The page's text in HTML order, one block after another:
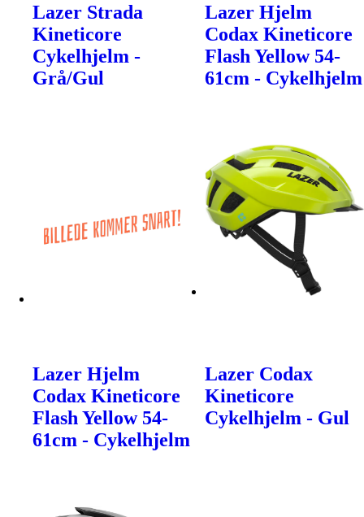
Lazer Strada
Kineticore
Cykelhjelm -
Grå/Gul
Lazer Hjelm
Codax Kineticore
Flash Yellow 54-
61cm - Cykelhjelm
Lazer Hjelm
Codax Kineticore
Flash Yellow 54-
61cm - Cykelhjelm
Lazer Codax
Kineticore
Cykelhjelm - Gul